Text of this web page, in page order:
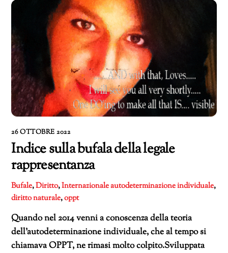
26 OTTOBRE 2022
Indice sulla bufala della legale
rappresentanza
Bufale,Diritto,Internazionaleautodeterminazione individuale,
diritto naturale,oppt
Quando nel 2014 venni a conoscenza della teoria
dell’autodeterminazione individuale, che al tempo si
chiamava OPPT, ne rimasi molto colpito.Sviluppata